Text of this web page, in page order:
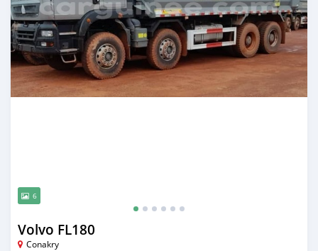
6
Volvo FL180
Conakry